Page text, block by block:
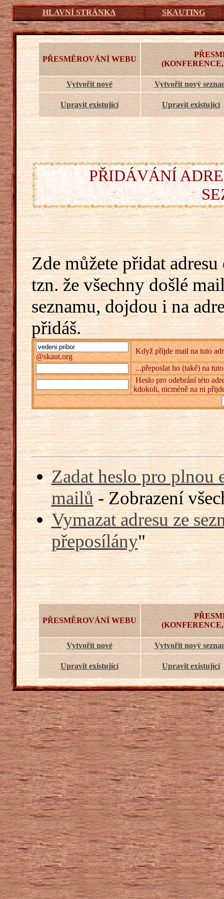
HLAVNÍ STRÁNKA SKAUTING
PŘESMĚROVÁNÍ WEBU
Vytvořit nové Vytvořit nový
Upravit existující Upravit existující
PŘIDÁVÁNÍ
Zde můžete přidat
tzn. že všechny došlé
seznamu, dojdou i na
přidáš.
@skaut.org
Když přijde mail na tuto
...přeposlat ho (také) na
Heslo pro odebrání této
kdokoli, nicméně na ni
Zadat heslo pro plnou
mailů- Zobrazení
Vymazat adresu ze
přeposílány"
PŘESMĚROVÁNÍ WEBU
Vytvořit nové Vytvořit nový
Upravit existující Upravit existující